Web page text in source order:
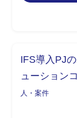
IFS導入PJ
ューション
人・案件